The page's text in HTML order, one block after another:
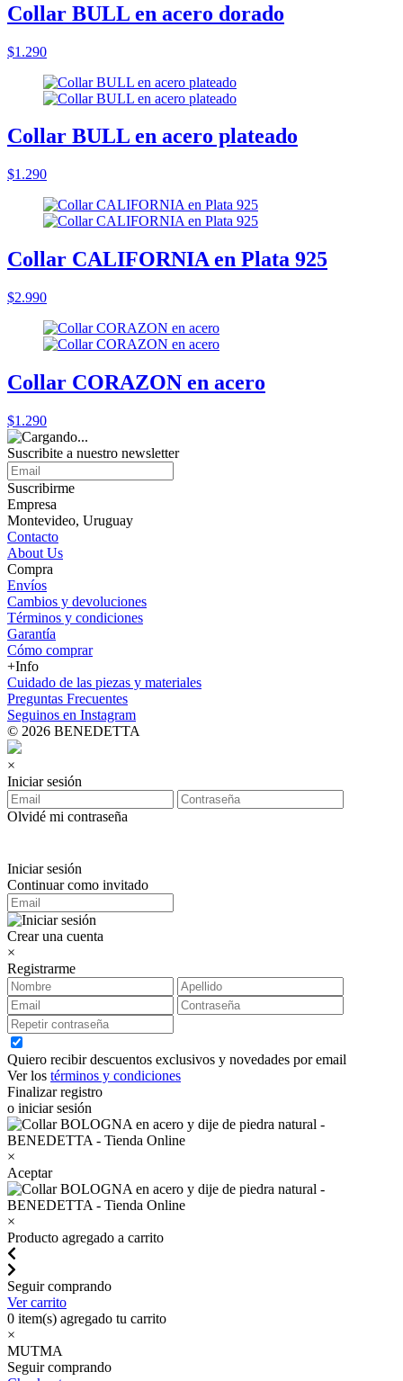
Collar BULL en acero dorado
$1.290
Collar BULL en acero plateado
$1.290
Collar CALIFORNIA en Plata 925
$2.990
Collar CORAZON en acero
$1.290
Suscribite a nuestro newsletter
Suscribirme
Empresa
Montevideo, Uruguay
Contacto
About Us
Compra
Envíos
Cambios y devoluciones
Términos y condiciones
Garantía
Cómo comprar
+Info
Cuidado de las piezas y materiales
Preguntas Frecuentes
Seguinos en Instagram
© 2026 BENEDETTA
×
Iniciar sesión
Olvidé mi contraseña
Iniciar sesión
Continuar como invitado
Crear una cuenta
×
Registrarme
Quiero recibir descuentos exclusivos y novedades por email
Ver los términos y condiciones
Finalizar registro
o iniciar sesión
×
Aceptar
×
Producto agregado a carrito
Seguir comprando
Ver carrito
0 item(s) agregado tu carrito
×
MUTMA
Seguir comprando